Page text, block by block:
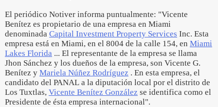
El periódico Notiver informa puntualmente: "Vicente
Benítez es propietario de una empresa en Miami
denominada Capital Investment Property Services Inc. Esta
empresa está en Miami, en el 8004 de la calle 154, en Miami
Lakes Florida ... El representante de la empresa se llama
Jhon Sánchez y los dueños de la empresa, son Vicente G.
Benítez y Mariela Núñez Rodríguez . En esta empresa, el
candidato del PANAL a la diputación local por el distrito de
Los Tuxtlas, Vicente Benítez González se identifica como el
Presidente de ésta empresa internacional".